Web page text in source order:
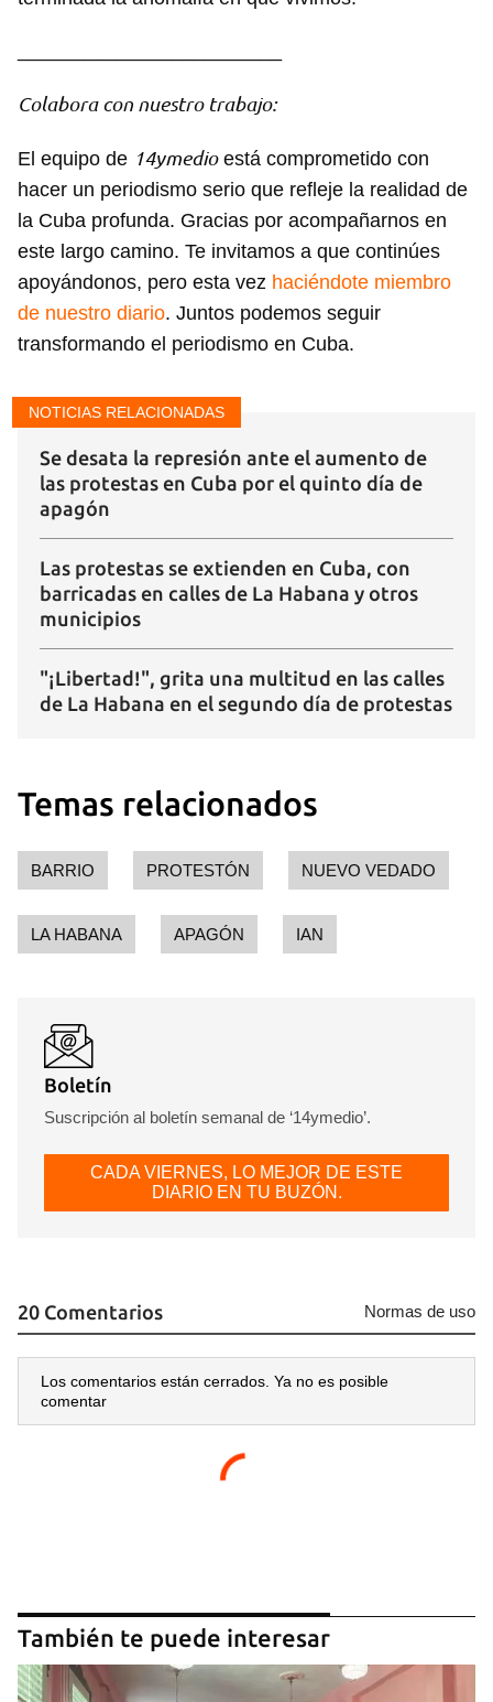
Para poder guardar como favorito, primero has de
INICIAR SESIÓN CANCELAR
Colabora con nuestro trabajo:
El equipo de 14ymedioestá comprometido con
hacer un periodismo serio que refleje la realidad de
la Cuba profunda. Gracias por acompañarnos en
este largo camino. Te invitamos a que continúes
apoyándonos, pero esta vez haciéndote miembro
de nuestro diario. Juntos podemos seguir
transformando el periodismo en Cuba.
NOTICIAS RELACIONADAS
Se desata la represión ante el aumento de
las protestas en Cuba por el quinto día de
apagón
Las protestas se extienden en Cuba, con
barricadas en calles de La Habana y otros
municipios
"¡Libertad!", grita una multitud en las calles
de La Habana en el segundo día de protestas
Temas relacionados
BARRIO PROTESTÓN NUEVO VEDADO
LA HABANA APAGÓN IAN
Boletín
Suscripción al boletín semanal de ‘14ymedio’.
CADA VIERNES, LO MEJOR DE ESTE
DIARIO EN TU BUZÓN.
20 Comentarios Normas de uso
Los comentarios están cerrados. Ya no es posible
comentar
También te puede interesar